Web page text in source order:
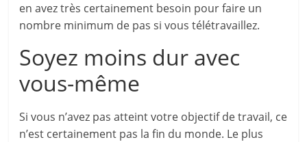
en avez très certainement besoin pour faire un
nombre minimum de pas si vous télétravaillez.
Soyez moins dur avec
vous-même
Si vous n’avez pas atteint votre objectif de travail, ce
n’est certainement pas la fin du monde. Le plus